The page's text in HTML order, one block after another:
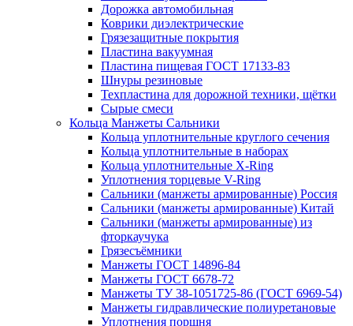
Дорожка автомобильная
Коврики диэлектрические
Грязезащитные покрытия
Пластина вакуумная
Пластина пищевая ГОСТ 17133-83
Шнуры резиновые
Техпластина для дорожной техники, щётки
Сырые смеси
Кольца Манжеты Сальники
Кольца уплотнительные круглого сечения
Кольца уплотнительные в наборах
Кольца уплотнительные Х-Ring
Уплотнения торцевые V-Ring
Сальники (манжеты армированные) Россия
Сальники (манжеты армированные) Китай
Сальники (манжеты армированные) из
фторкаучука
Грязесъёмники
Манжеты ГОСТ 14896-84
Манжеты ГОСТ 6678-72
Манжеты ТУ 38-1051725-86 (ГОСТ 6969-54)
Манжеты гидравлические полиуретановые
Уплотнения поршня